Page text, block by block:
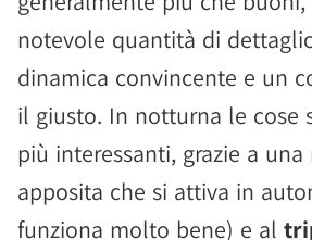
notevole quantità di
dinamica convincente e un
il giusto. In notturna le cose
più interessanti, grazie a
apposita che si attiva in
funziona molto bene) e al